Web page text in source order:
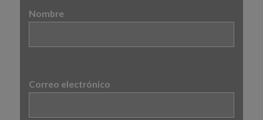
Nombre
Correo electrónico